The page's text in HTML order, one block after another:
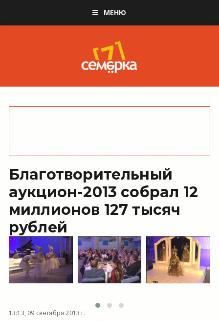
МЕНЮ
Благотворительный
аукцион-2013 собрал 12
миллионов 127 тысяч
рублей
13:13, 09 сентября 2013 г.